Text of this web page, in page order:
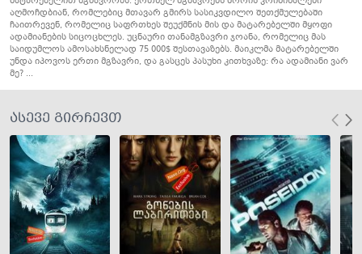
აღმოჩდბიან, რომლებიც მთავარ გმირს სასიკვდილო შეთქმულებაში
ჩაითრევენ, რომელიც საფრთხეს შეუქმნის მის და მატარებელში მყოფი
ადამიანების სიცოცხლეს. უცნაური თანამგზავრი ჯოანა, რომელიც მას
საიდუმლოს ამოსახსნელად 75 000$ შესთავაზებს. მაიკლმა მატარებელში
უნდა იპოვოს ერთი მგზავრი, და გასცეს პასუხი კითხვაზე: რა ადამიანი ვარ
მე? ...
ასევე გირჩევთ